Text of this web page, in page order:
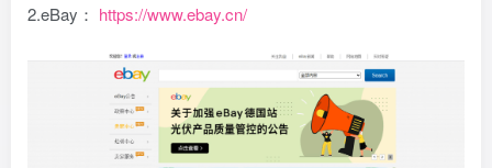
2.eBay： https://www.ebay.cn/